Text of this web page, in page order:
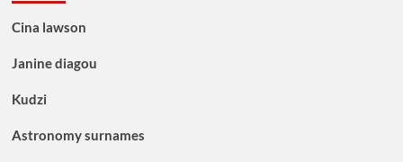
Cina lawson
Janine diagou
Kudzi
Astronomy surnames